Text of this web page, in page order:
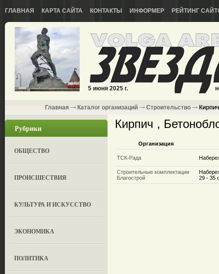
ГЛАВНАЯ КАРТА САЙТА КОНТАКТЫ ИНФОРМЕР РЕЙТИНГ
5 июня 2025 г.
Главная Каталог организаций Строительство
Рубрики
ОБЩЕСТВО
ПРОИСШЕСТВИЯ
КУЛЬТУРА И ИСКУССТВО
ЭКОНОМИКА
ПОЛИТИКА
Кирпич ,
Организация
ТСК-Рада
Строительные комплектации
Благострой
29 - 35